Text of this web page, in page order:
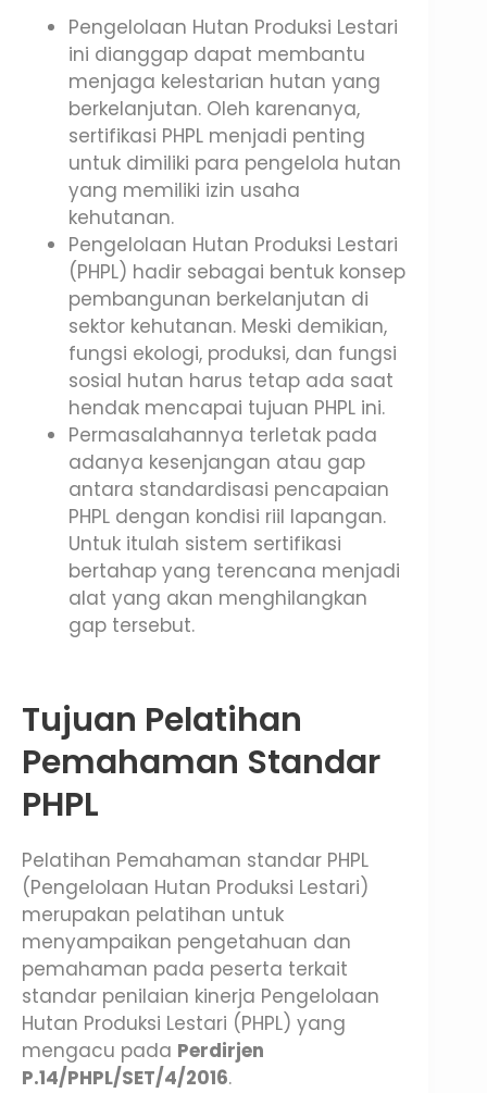
Pengelolaan Hutan Produksi Lestari
ini dianggap dapat membantu
menjaga kelestarian hutan yang
berkelanjutan. Oleh karenanya,
sertifikasi PHPL menjadi penting
untuk dimiliki para pengelola hutan
yang memiliki izin usaha
kehutanan.
Pengelolaan Hutan Produksi Lestari
(PHPL) hadir sebagai bentuk konsep
pembangunan berkelanjutan di
sektor kehutanan. Meski demikian,
fungsi ekologi, produksi, dan fungsi
sosial hutan harus tetap ada saat
hendak mencapai tujuan PHPL ini.
Permasalahannya terletak pada
adanya kesenjangan atau gap
antara standardisasi pencapaian
PHPL dengan kondisi riil lapangan.
Untuk itulah sistem sertifikasi
bertahap yang terencana menjadi
alat yang akan menghilangkan
gap tersebut.
Tujuan Pelatihan
Pemahaman Standar
PHPL
Pelatihan Pemahaman standar PHPL
(Pengelolaan Hutan Produksi Lestari)
merupakan pelatihan untuk
menyampaikan pengetahuan dan
pemahaman pada peserta terkait
standar penilaian kinerja Pengelolaan
Hutan Produksi Lestari (PHPL) yang
mengacu pada Perdirjen
P.14/PHPL/SET/4/2016.